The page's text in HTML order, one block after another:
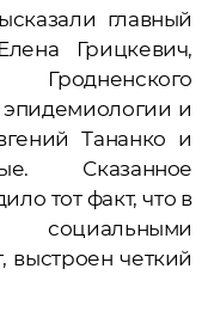
главный
Грицкевич,
Гродненского
эпидемиологии и
Тананко и
Сказанное
тот факт, что в
социальными
выстроен четкий